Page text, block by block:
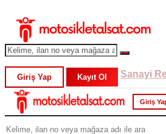
Giriş Yap Kayıt Ol Sanayi
Giriş